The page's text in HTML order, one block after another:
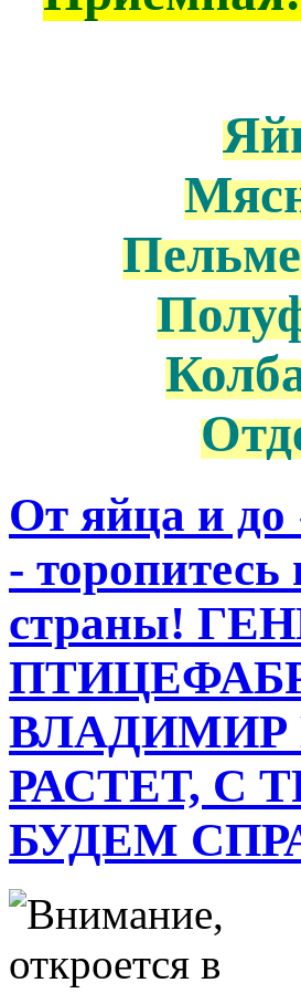
От яйца и
-
страны!
ВЛАДИМИР
РАСТЕТ, С
БУДЕМ